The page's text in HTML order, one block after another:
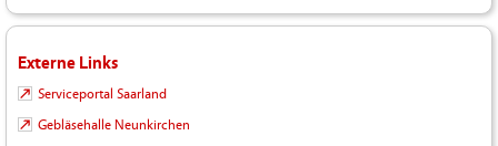
Externe Links
Serviceportal Saarland
Gebläsehalle Neunkirchen